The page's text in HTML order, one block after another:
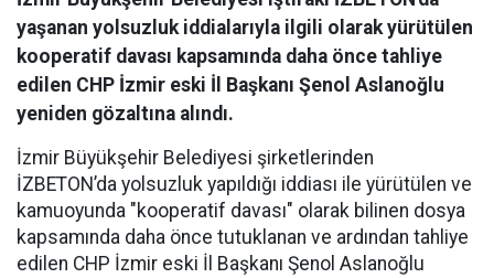
yaşanan yolsuzluk iddialarıyla ilgili olarak yürütülen
kooperatif davası kapsamında daha önce tahliye
edilen CHP İzmir eski İl Başkanı Şenol Aslanoğlu
yeniden gözaltına alındı.
İzmir Büyükşehir Belediyesi şirketlerinden
İZBETON’da yolsuzluk yapıldığı iddiası ile yürütülen ve
kamuoyunda "kooperatif davası" olarak bilinen dosya
kapsamında daha önce tutuklanan ve ardından tahliye
edilen CHP İzmir eski İl Başkanı Şenol Aslanoğlu